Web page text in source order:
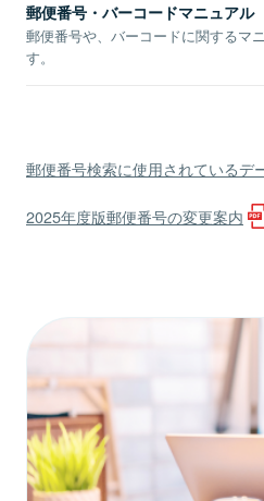
郵便番号・バーコードマニュアル
郵便番号や、バーコードに関するマ
す。
郵便番号検索に使用されているデ
2025年度版郵便番号の変更案内